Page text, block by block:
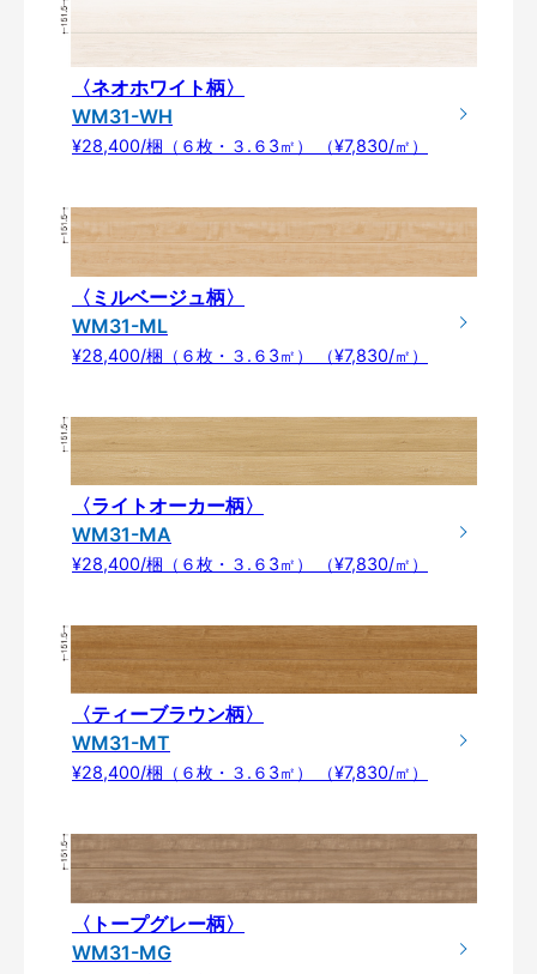
〈ネオホワイト柄〉
WM31-WH
¥28,400/梱（６枚・３.６3㎡） （¥7,830/㎡）
〈ミルベージュ柄〉
WM31-ML
¥28,400/梱（６枚・３.６3㎡） （¥7,830/㎡）
〈ライトオーカー柄〉
WM31-MA
¥28,400/梱（６枚・３.６3㎡） （¥7,830/㎡）
〈ティーブラウン柄〉
WM31-MT
¥28,400/梱（６枚・３.６3㎡） （¥7,830/㎡）
〈トープグレー柄〉
WM31-MG